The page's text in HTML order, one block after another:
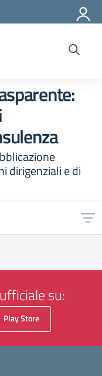
dirigenziali e di
su:
Play Store